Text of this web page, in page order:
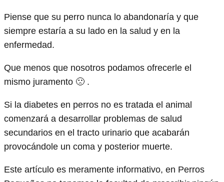
Piense que su perro nunca lo abandonaría y que
siempre estaría a su lado en la salud y en la
enfermedad.
Que menos que nosotros podamos ofrecerle el
mismo juramento 🙁 .
Si la diabetes en perros no es tratada el animal
comenzará a desarrollar problemas de salud
secundarios en el tracto urinario que acabarán
provocándole un coma y posterior muerte.
Este artículo es meramente informativo, en Perros